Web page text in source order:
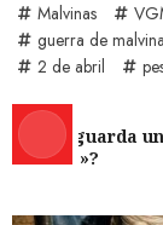
Malvinas
guerra de
2 de abril
guarda un